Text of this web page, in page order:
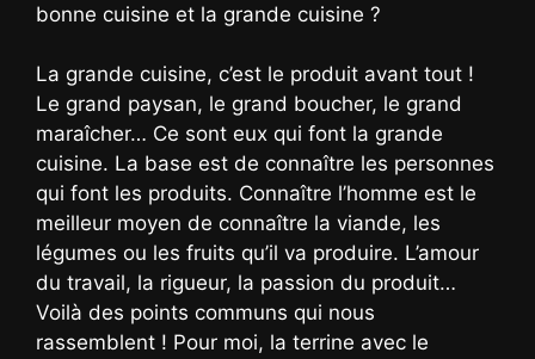
bonne cuisine et la grande cuisine ?
La grande cuisine, c’est le produit avant tout !
Le grand paysan, le grand boucher, le grand
maraîcher… Ce sont eux qui font la grande
cuisine. La base est de connaître les personnes
qui font les produits. Connaître l’homme est le
meilleur moyen de connaître la viande, les
légumes ou les fruits qu’il va produire. L’amour
du travail, la rigueur, la passion du produit…
Voilà des points communs qui nous
rassemblent ! Pour moi, la terrine avec le